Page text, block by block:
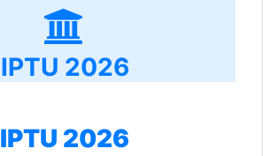
IPTU 2026
IPTU 2026